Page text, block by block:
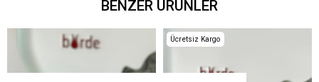
BENZER ÜRÜNLER
Ücretsiz Kargo